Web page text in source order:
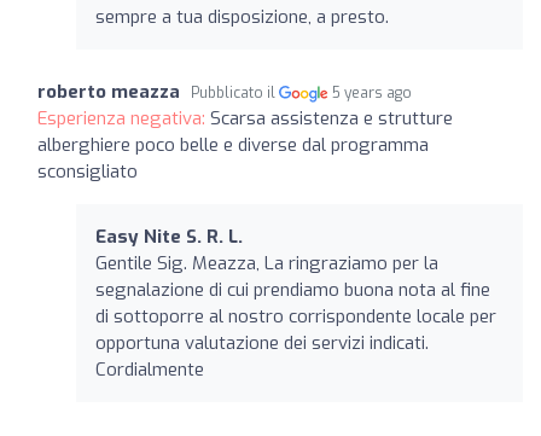
sempre a tua disposizione, a presto.
roberto meazza Pubblicato il 5 years ago
Esperienza negativa: Scarsa assistenza e strutture
alberghiere poco belle e diverse dal programma
sconsigliato
Easy Nite S. R. L.
Gentile Sig. Meazza, La ringraziamo per la
segnalazione di cui prendiamo buona nota al fine
di sottoporre al nostro corrispondente locale per
opportuna valutazione dei servizi indicati.
Cordialmente